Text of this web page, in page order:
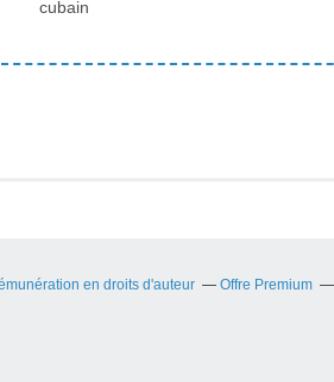
cubain
en droits d'auteur Offre Premium